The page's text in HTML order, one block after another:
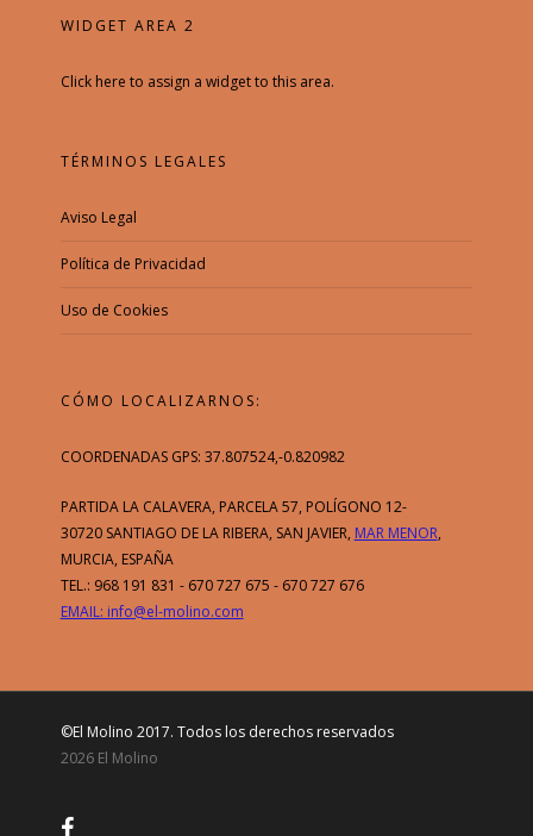
WIDGET AREA 2
Click here to assign a widget to this area.
TÉRMINOS LEGALES
Aviso Legal
Política de Privacidad
Uso de Cookies
CÓMO LOCALIZARNOS:
COORDENADAS GPS: 37.807524,-0.820982
PARTIDA LA CALAVERA, PARCELA 57, POLÍGONO 12-
30720 SANTIAGO DE LA RIBERA, SAN JAVIER, MAR MENOR,
MURCIA, ESPAÑA
TEL.: 968 191 831 - 670 727 675 - 670 727 676
EMAIL: info@el-molino.com
©El Molino 2017. Todos los derechos reservados
2026 El Molino
su experiencia en nuestra web. Al
continuar navegando por este sitio
usted acepta el uso de cookies propias